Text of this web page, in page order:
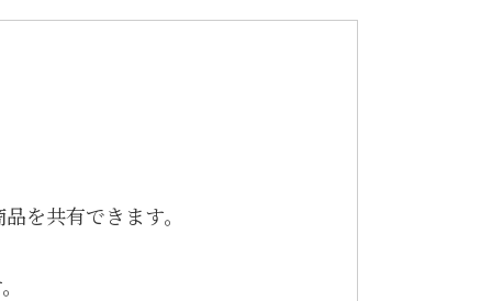
を共有できます。